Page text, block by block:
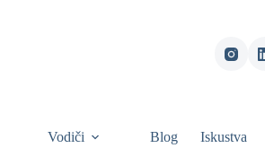
Vodiči Blog Iskustva